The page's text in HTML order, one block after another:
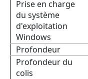
Prise en charge
du système
d'exploitation
Windows
Profondeur
Profondeur du
colis